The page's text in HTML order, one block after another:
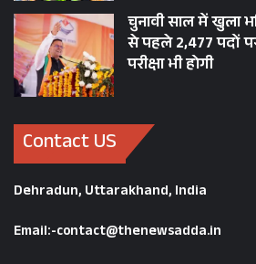
चुनावी साल में खुला
से पहले 2,477 पदों
परीक्षा भी होगी
Contact US
Dehradun, Uttarakhand, India
Email:-contact@thenewsadda.in